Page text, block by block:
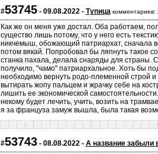
#53745- 09.08.2022 - Тупица комментариев:
Как же он меня уже достал. Оба работаем,
существо лишь потому, что у него есть
никчемыш, обожающий патриархат, сначала
потом вякай. Попробовал бы ляпнуть такое
станка пахала, делала снаряды для страны.
получило, "чамо" патриархальное. Хоть бы
необходимо вернуть родо-племенной строй и
вытирать жопу пальцем и жрачку себе на
лишить ее экономической
некому будет лечить, учить, возить на
я за француза замуж вышла, была такая
#53743- 08.08.2022 - А название забыли